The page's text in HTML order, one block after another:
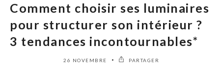
Comment choisir ses luminaires
pour structurer son intérieur ?
3 tendances incontournables*
26 NOVEMBRE PARTAGER